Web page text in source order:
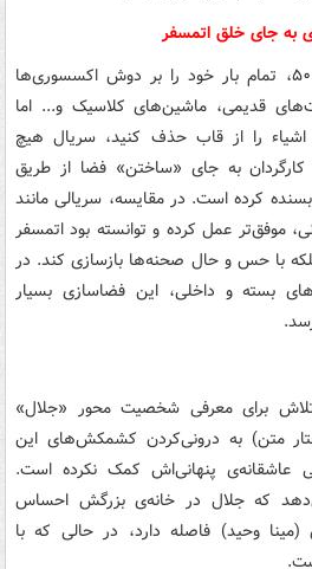
به جای خلق اتمسفر
سریال برای القای حس دهه ۵۰، تمام بار خود را بر دوش اکسسوری‌ها
قدیمی، ماشین‌های کلاسیک و... اما
را از قاب حذف کنید، سریال هیچ
به جای «ساختن» فضا از طریق
کرده است. در مقایسه، سریالی مانند
موفق‌تر عمل کرده و توانسته بود اتمسفر
بلکه با حس و حال صحنه‌ها بازسازی کند. در
بسته و داخلی، این فضاسازی بسیار
برای معرفی شخصیت محور «جلال»
متن) به درونی‌کردن کشمکش‌های این
عاشقانه‌ی پنهانی‌اش کمک نکرده است.
که جلال در خانه‌ی بزرگش احساس
وحید) فاصله دارد، در حالی که با